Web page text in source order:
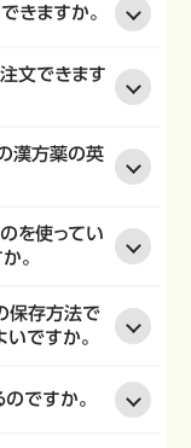
きますか。
文できます
漢方薬の英
を使ってい
。
保存方法で
いですか。
ですか。